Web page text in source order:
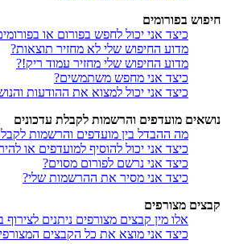
חיפוש בפורומים
כיצד אני יכול לחפש בפורום או
מדוע החיפוש שלי לא מחזיר תוצאות?
מדוע החיפוש שלי מחזיר עמוד ריק!?
כיצד אני מחפש משתמשים?
כיצד אני יכול למצוא את ההודעות
נושאים מועדפים והרשמות לקבלת עדכונים
מה ההבדל בין מועדפים והרשמות
כיצד אני יכול להוסיף למועדפים או
כיצד אני נרשם לפורום מסוים?
כיצד אני מסיר את ההרשמות שלי?
קבצים מצורפים
אלו מין קבצים מצורפים ניתנים לצירוף
כיצד אני מוצא את כל הקבצים